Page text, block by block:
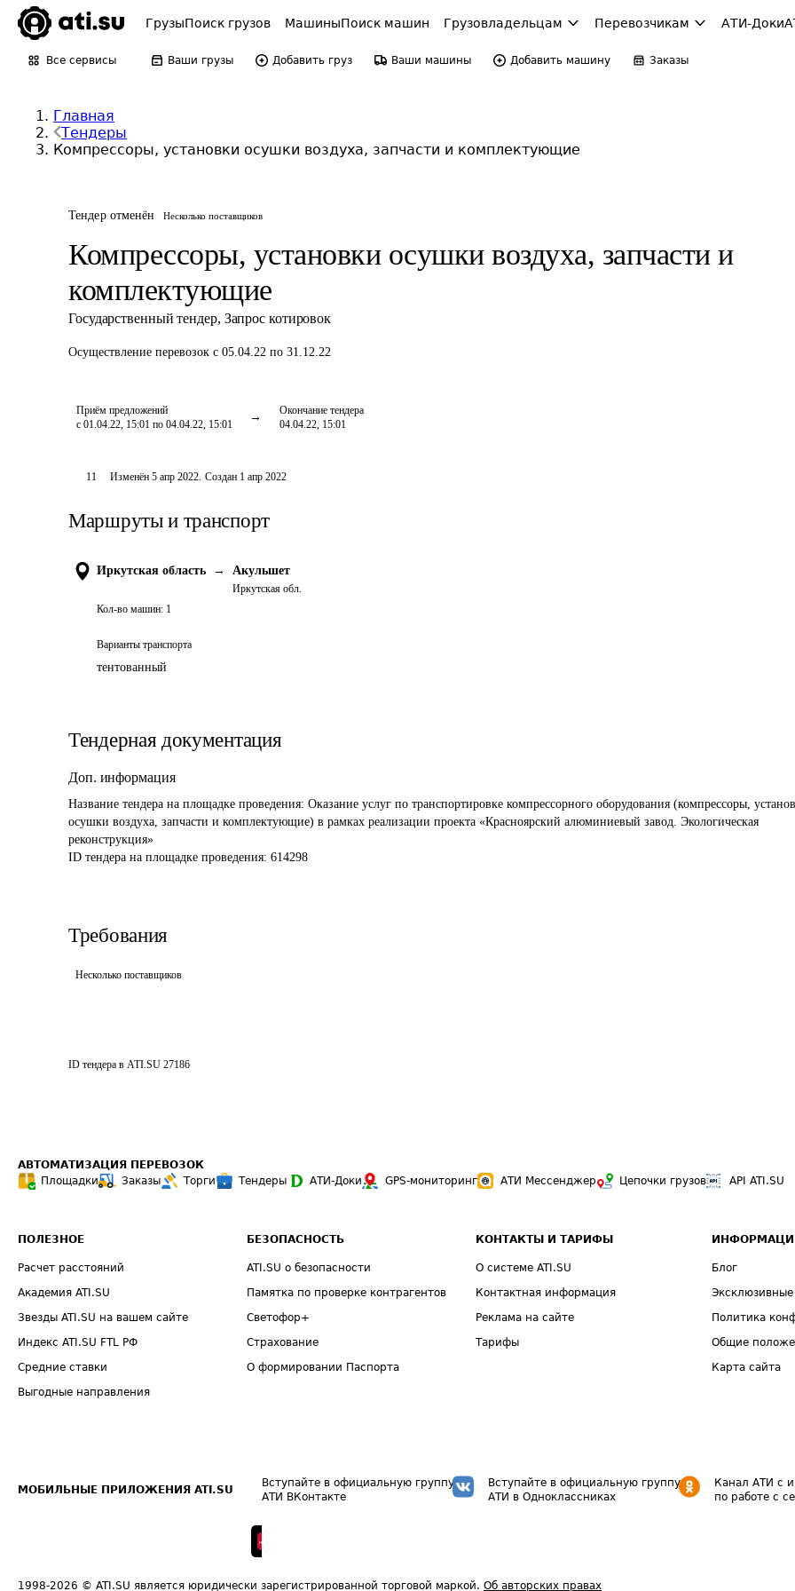
ГрузыПоиск грузов МашиныПоиск машин Грузовладельцам Перевозчикам АТИ-Доки
Все сервисы Ваши грузы Добавить груз Ваши машины Добавить машину Заказы
Главная
Тендеры
Компрессоры, установки осушки воздуха, запчасти и комплектующие
Тендер отменён Несколько поставщиков
Компрессоры, установки осушки воздуха, запчасти и
комплектующие
Государственный тендер, Запрос котировок
Осуществление перевозок с 05.04.22 по 31.12.22
Приём предложений
с 01.04.22, 15:01 по 04.04.22, 15:01
Окончание тендера
04.04.22, 15:01
11 Изменён5 апр 2022. Создан 1 апр 2022
Маршруты и транспорт
Иркутская область → Акульшет
Иркутская обл.
Кол-во машин: 1
Варианты транспорта
тентованный
Тендерная документация
Доп. информация
Название тендера на площадке проведения: Оказание услуг по транспортировке компрессорного оборудования (компрессоры,
осушки воздуха, запчасти и комплектующие) в рамках реализации проекта «Красноярский алюминиевый завод. Экологическая
реконструкция»
ID тендера на площадке проведения: 614298
Требования
Несколько поставщиков
ID тендера в ATI.SU 27186
АВТОМАТИЗАЦИЯ ПЕРЕВОЗОК
Площадки
Заказы Торги Тендеры АТИ-Доки GPS-мониторинг АТИ Мессенджер Цепочки грузов API ATI.SU
ПОЛЕЗНОЕ
Расчет расстояний
Академия ATI.SU
Звезды ATI.SU на вашем сайте
Индекс ATI.SU FTL РФ
Средние ставки
Выгодные направления
БЕЗОПАСНОСТЬ
ATI.SU о безопасности
Памятка по проверке контрагентов
Светофор+
Страхование
О формировании Паспорта
КОНТАКТЫ И ТАРИФЫ
О системе ATI.SU
Контактная информация
Реклама на сайте
Тарифы
Блог
Политика
Общие
Карта сайта
МОБИЛЬНЫЕ ПРИЛОЖЕНИЯ ATI.SU
Вступайте в официальную группу
АТИ ВКонтакте
Вступайте в официальную группу
АТИ в Одноклассниках
Канал АТИ с
по работе с
1998-2026 © ATI.SU является юридически зарегистрированной торговой маркой. Об авторских правах